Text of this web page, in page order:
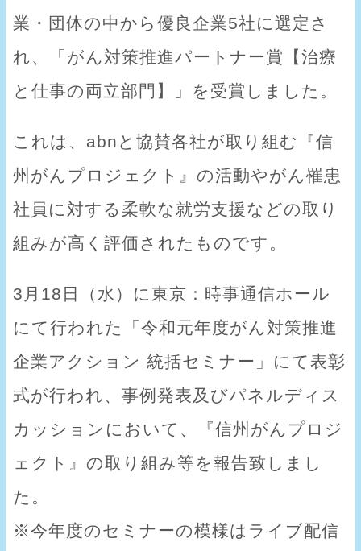
業・団体の中から優良企業5社に選定さ
れ、「がん対策推進パートナー賞【治療
と仕事の両立部門】」を受賞しました。
これは、abnと協賛各社が取り組む『信
州がんプロジェクト』の活動やがん罹患
社員に対する柔軟な就労支援などの取り
組みが高く評価されたものです。
3月18日（水）に東京：時事通信ホール
にて行われた「令和元年度がん対策推進
企業アクション 統括セミナー」にて表彰
式が行われ、事例発表及びパネルディス
カッションにおいて、『信州がんプロジ
ェクト』の取り組み等を報告致しまし
た。
※今年度のセミナーの模様はライブ配信